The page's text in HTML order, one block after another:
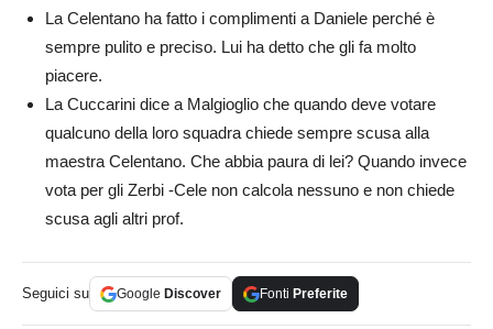
La Celentano ha fatto i complimenti a Daniele perché è
sempre pulito e preciso. Lui ha detto che gli fa molto
piacere.
La Cuccarini dice a Malgioglio che quando deve votare
qualcuno della loro squadra chiede sempre scusa alla
maestra Celentano. Che abbia paura di lei? Quando invece
vota per gli Zerbi -Cele non calcola nessuno e non chiede
scusa agli altri prof.
Seguici su Google Discover Fonti Preferite